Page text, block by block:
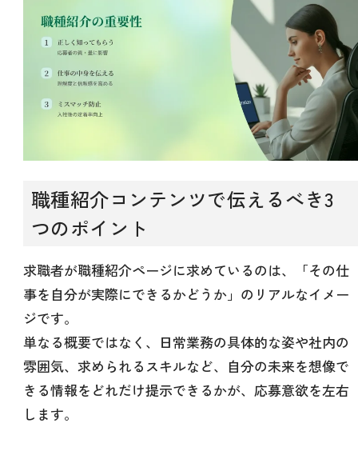
職種紹介コンテンツで伝えるべき3
つのポイント
求職者が職種紹介ページに求めているのは、「その仕
事を自分が実際にできるかどうか」のリアルなイメー
ジです。
単なる概要ではなく、日常業務の具体的な姿や社内の
雰囲気、求められるスキルなど、自分の未来を想像で
きる情報をどれだけ提示できるかが、応募意欲を左右
します。